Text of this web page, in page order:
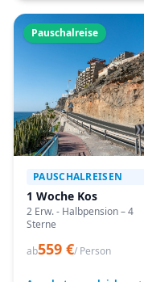
Pauschalreise
PAUSCHALREISEN
1 Woche Kos
2 Erw. - Halbpension – 4
Sterne
ab559 €/ Person